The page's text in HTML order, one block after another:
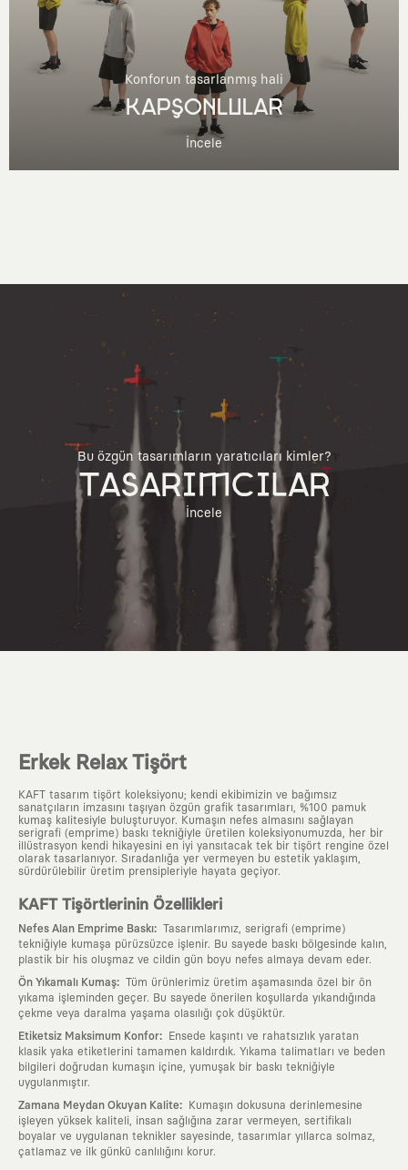
Konforun tasarlanmış hali
KAPŞONLULAR
İncele
Bu özgün tasarımların yaratıcıları kimler?
TASARIMCILAR
İncele
Erkek Relax Tişört
KAFT tasarım tişört koleksiyonu; kendi ekibimizin ve bağımsız
sanatçıların imzasını taşıyan özgün grafik tasarımları, %100 pamuk
kumaş kalitesiyle buluşturuyor. Kumaşın nefes almasını sağlayan
serigrafi (emprime) baskı tekniğiyle üretilen koleksiyonumuzda, her bir
illüstrasyon kendi hikayesini en iyi yansıtacak tek bir tişört rengine özel
olarak tasarlanıyor. Sıradanlığa yer vermeyen bu estetik yaklaşım,
sürdürülebilir üretim prensipleriyle hayata geçiyor.
KAFT Tişörtlerinin Özellikleri
Nefes Alan Emprime Baskı: Tasarımlarımız, serigrafi (emprime)
tekniğiyle kumaşa pürüzsüzce işlenir. Bu sayede baskı bölgesinde kalın,
plastik bir his oluşmaz ve cildin gün boyu nefes almaya devam eder.
Ön Yıkamalı Kumaş: Tüm ürünlerimiz üretim aşamasında özel bir ön
yıkama işleminden geçer. Bu sayede önerilen koşullarda yıkandığında
çekme veya daralma yaşama olasılığı çok düşüktür.
Etiketsiz Maksimum Konfor:
Ensede kaşıntı ve rahatsızlık yaratan
klasik yaka etiketlerini tamamen kaldırdık. Yıkama talimatları ve beden
bilgileri doğrudan kumaşın içine, yumuşak bir baskı tekniğiyle
uygulanmıştır.
Zamana Meydan Okuyan Kalite:
Kumaşın dokusuna derinlemesine
işleyen yüksek kaliteli, insan sağlığına zarar vermeyen, sertifikalı
boyalar ve uygulanan teknikler sayesinde, tasarımlar yıllarca solmaz,
çatlamaz ve ilk günkü canlılığını korur.